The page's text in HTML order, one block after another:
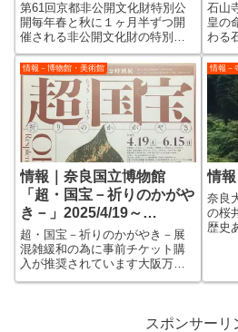
第61回京都非公開文化財特別公
開毎年春と秋に１ヶ月半ずつ開
催される非公開文化財の特別公
開は、その時によって公開内容
が違って、ほぼ毎回のところも
あれば、ごく稀にしか公開され
ないところもあります。 今回
は、舞鶴や丹後など京都北部が
まとまって公開...
石山
皇の
わる
流れ
山の
年に
の
堂は
「懸
情報－博物館・美術館
情報｜奈良国立博物館
「超・国宝－祈りのかがや
き－」2025/4/19～
6/15［奈良］
超・国宝－祈りのかがやき－展
混雑緩和の為に事前チケット購
入が推奨されています大阪万博
の開幕にあわせるように、関西
博物館でも110件の国宝と20件の
情報－
情
奈良
の桜
歴史
で、
ばか
スポンサーリ